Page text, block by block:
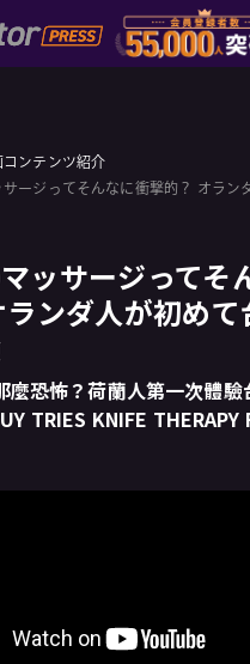
ンテンツ紹介
ージってそんなに衝撃的？ オラン
ッサージってそ
ランダ人が初め
麼恐怖？荷蘭人第一次
TRIES KNIFE THERAPY